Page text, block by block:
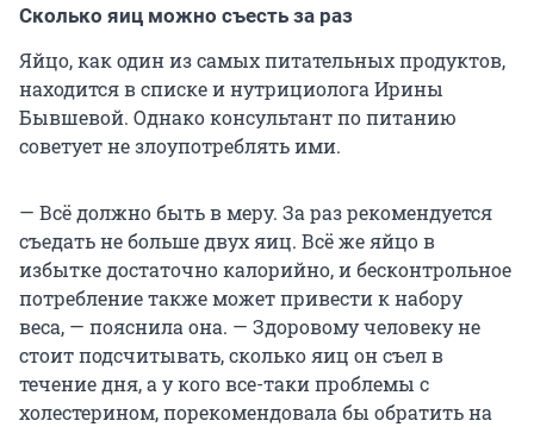
Сколько яиц можно съесть за раз
Яйцо, как один из самых питательных продуктов,
находится в списке и нутрициолога Ирины
Бывшевой. Однако консультант по питанию
советует не злоупотреблять ими.
— Всё должно быть в меру. За раз рекомендуется
съедать не больше двух яиц. Всё же яйцо в
избытке достаточно калорийно, и бесконтрольное
потребление также может привести к набору
веса, — пояснила она. — Здоровому человеку не
стоит подсчитывать, сколько яиц он съел в
течение дня, а у кого все-таки проблемы с
холестерином, порекомендовала бы обратить на